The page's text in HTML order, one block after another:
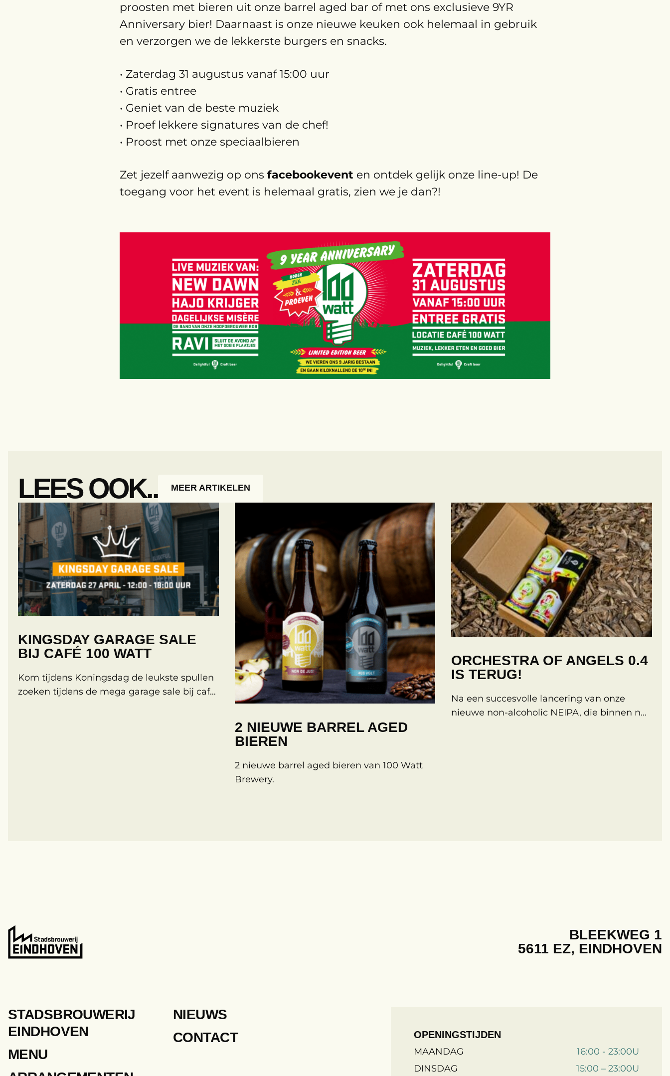
proosten met bieren uit onze barrel aged bar of met ons exclusieve 9YR
Anniversary bier! Daarnaast is onze nieuwe keuken ook helemaal in gebruik
en verzorgen we de lekkerste burgers en snacks.
• Zaterdag 31 augustus vanaf 15:00 uur
• Gratis entree
• Geniet van de beste muziek
• Proef lekkere signatures van de chef!
• Proost met onze speciaalbieren
Zet jezelf aanwezig op ons facebookevent en ontdek gelijk onze line-up! De
toegang voor het event is helemaal gratis, zien we je dan?!
LEES OOK.. MEER ARTIKELEN
KINGSDAY GARAGE SALE
BIJ CAFÉ 100 WATT
Kom tijdens Koningsdag de leukste spullen
zoeken tijdens de mega garage sale bij café
2 NIEUWE BARREL AGED
BIEREN
2 nieuwe barrel aged bieren van 100 Watt
Brewery.
ORCHESTRA OF ANGELS 0.4
IS TERUG!
Na een succesvolle lancering van onze
nieuwe non-alcoholic NEIPA, die binnen no-
BLEEKWEG 1
5611 EZ, EINDHOVEN
STADSBROUWERIJ
EINDHOVEN
MENU
NIEUWS
CONTACT
OPENINGSTIJDEN
MAANDAG
16:00 - 23:00U
DINSDAG
15:00 – 23:00U